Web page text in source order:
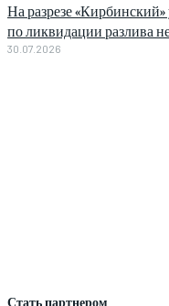
Стать партнером
На разрезе
по ликвидации разлива
30.07.2026